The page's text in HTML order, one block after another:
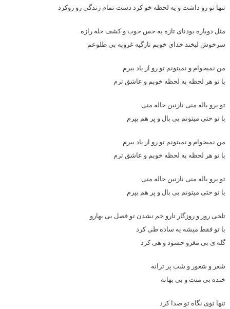
تنها تو رو داشت و یه لحظه خو کرد دست تمام زندگی رو روکرد
مثل دوباره بودنای تازه یه حس خوب و کشف حله رازه
سرخوش لبخند خدای خوبم تازگیه غروبه بی طلوعم
من نمیخوام و نمیتونم تو رو از یاد ببرم
با تو هر لحظه به لحظه خوبم و عاشق ترم
تو پرو باله منی نازنین حاله منی
با تو حتی میتونم بی بال و پر هم بپرم
من نمیخوام و نمیتونم تو رو از یاد ببرم
با تو هر لحظه به لحظه خوبم و عاشق ترم
تو پرو باله منی نازنین حاله منی
با تو حتی میتونم بی بال و پر هم بپرم
تلخی روز و روزگار تارو خم نشدن تو فصل بی بهارو
با تو فقط میشه یه ساده طی کرد
گله ی بی مغزو حسود و هی کرد
شعر و شعور و شب پر ترانه
خنده بی منت و بی بهانه
تنها توی نگاه تو صدا کرد